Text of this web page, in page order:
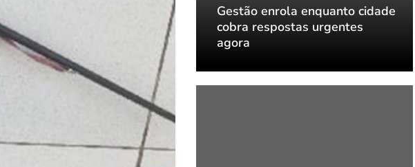
Gestão enrola enquanto cidade
cobra respostas urgentes
agora
Gestão enrola enquanto cidade
cobra respostas urgentes
agora